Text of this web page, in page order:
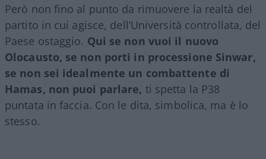
Però non fino al punto da rimuovere la realtà del
partito in cui agisce, dell’Università controllata, del
Paese ostaggio. Qui se non vuoi il nuovo
Olocausto, se non porti in processione Sinwar,
se non sei idealmente un combattente di
Hamas, non puoi parlare, ti spetta la P38
puntata in faccia. Con le dita, simbolica, ma è lo
stesso.